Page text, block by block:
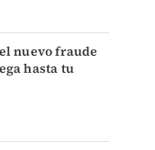
nuevo fraude
hasta tu